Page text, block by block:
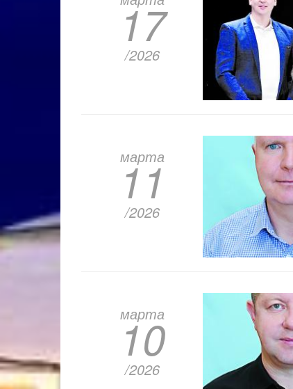
17
/2026
марта
11
/2026
марта
10
/2026